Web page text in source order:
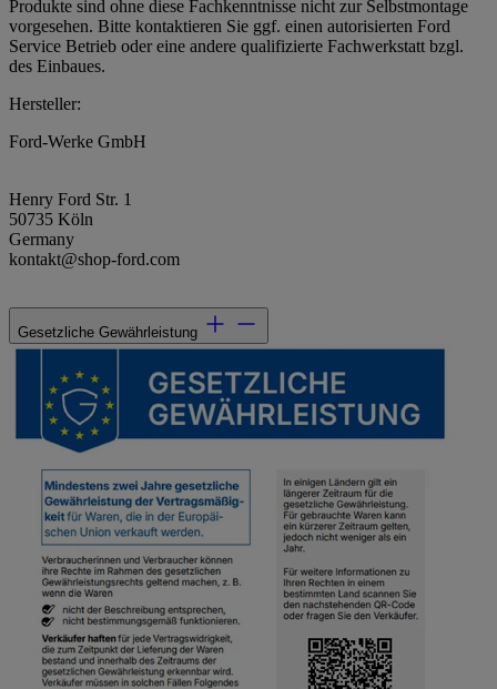
Produkte sind ohne diese Fachkenntnisse nicht zur Selbstmontage
vorgesehen. Bitte kontaktieren Sie ggf. einen autorisierten Ford
Service Betrieb oder eine andere qualifizierte Fachwerkstatt bzgl.
des Einbaues.
Hersteller:
Ford-Werke GmbH
Henry Ford Str. 1
50735 Köln
Germany
kontakt@shop-ford.com
Gesetzliche Gewährleistung